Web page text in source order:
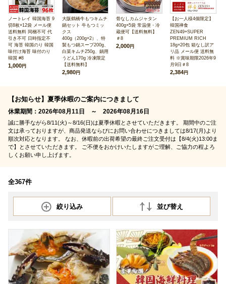
ノートレイ 韓国海苔 9
切8枚×12袋 メール便
送料無料 同梱不可 代
引き不可 日時指定不
可 海苔 韓国のり 韓国
味付け海苔 味付のり
韓国 #8
1,000 円
大阪鶴橋牛もつキムチ
鍋セット 牛もつミッ
クス
400g（200g×2）、特
製もつ鍋スープ200g、
白菜キムチ250g、鍋用
うどん170g 冷凍限定
【送料無料】
2,980円
骨なしカムジャタン
400g×5袋 常温便・冷
蔵便可【送料無料】
＃8
2,000円
【お一人様4個限定】
韓国禅食
ZEN49+SUPER
PREMIUM RICH
18g×20包 箱なし訳ア
リ品 メール便 送料無
料 ※賞味期限2026年9
月9日＃8
2,384円
【お知らせ】夏季休暇のご案内につきまして
休業期間：2026年08月11日 ～ 2026年08月16日
誠に勝手ながら8/11(火)～8/16(日)は夏季休暇とさせていただきます。 期間中のご注
文は承っておりますが、商品発送ならびにお問い合わせにつきましては8/17(月)より
順次対応となります。 なお、休暇前の出荷希望の最終ご注文受付は【8/4(火)13:00ま
で】とさせていただきます。 ご不便をおかけいたしますがご理解、ご協力の程よろ
しくお願い申し上げます。
全367件
絞り込み 並び替え